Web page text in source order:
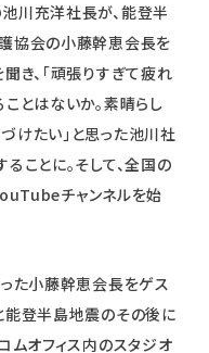
川充洋社長が、能登半
協会の小藤幹恵会長を
き、「頑張りすぎて疲れ
とはないか。素晴らし
けたい」と思った池川社
ことに。そして、全国の
チャンネルを始
た小藤幹恵会長をゲス
能登半島地震のその後に
ムオフィス内のスタジオ